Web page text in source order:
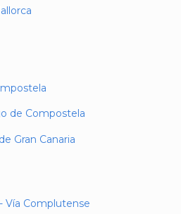
de Compostela
Gran Canaria
Vía Complutense